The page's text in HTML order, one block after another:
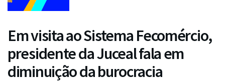
Em visita ao Sistema Fecomércio,
presidente da Juceal fala em
diminuição da burocracia